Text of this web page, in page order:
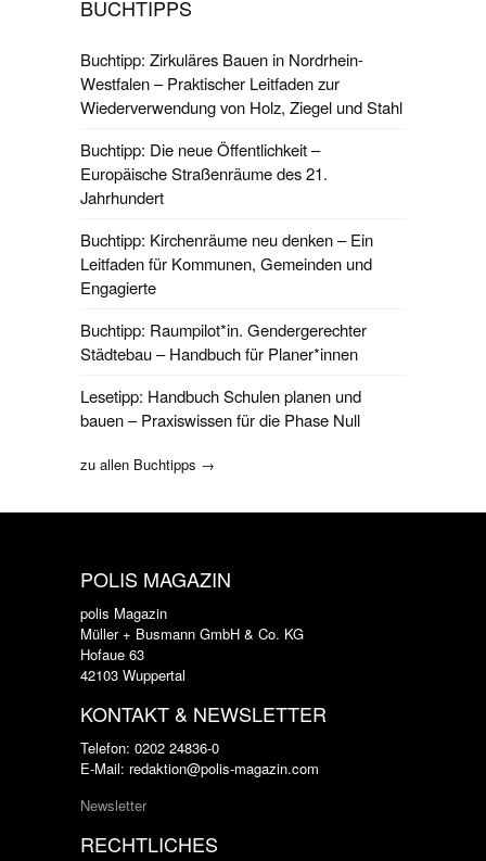
BUCHTIPPS
Buchtipp: Zirkuläres Bauen in Nordrhein-
Westfalen – Praktischer Leitfaden zur
Wiederverwendung von Holz, Ziegel und Stahl
Buchtipp: Die neue Öffentlichkeit –
Europäische Straßenräume des 21.
Jahrhundert
Buchtipp: Kirchenräume neu denken – Ein
Leitfaden für Kommunen, Gemeinden und
Engagierte
Buchtipp: Raumpilot*in. Gendergerechter
Städtebau – Handbuch für Planer*innen
Lesetipp: Handbuch Schulen planen und
bauen – Praxiswissen für die Phase Null
zu allen Buchtipps →
POLIS MAGAZIN
polis Magazin
Müller + Busmann GmbH & Co. KG
Hofaue 63
42103 Wuppertal
KONTAKT & NEWSLETTER
Telefon: 0202 24836-0
E-Mail: redaktion@polis-magazin.com
Newsletter
RECHTLICHES